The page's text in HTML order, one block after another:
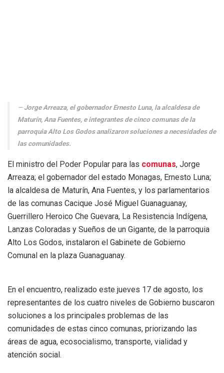
Jorge Arreaza, el gobernador Ernesto Luna, la alcaldesa de
Maturín, Ana Fuentes, e integrantes de cinco comunas de la
parroquia Alto Los Godos analizaron soluciones a necesidades de
las comunidades.
El ministro del Poder Popular para las comunas, Jorge
Arreaza; el gobernador del estado Monagas, Ernesto Luna;
la alcaldesa de Maturín, Ana Fuentes, y los parlamentarios
de las comunas Cacique José Miguel Guanaguanay,
Guerrillero Heroico Che Guevara, La Resistencia Indígena,
Lanzas Coloradas y Sueños de un Gigante, de la parroquia
Alto Los Godos, instalaron el Gabinete de Gobierno
Comunal en la plaza Guanaguanay.
En el encuentro, realizado este jueves 17 de agosto, los
representantes de los cuatro niveles de Gobierno buscaron
soluciones a los principales problemas de las
comunidades de estas cinco comunas, priorizando las
áreas de agua, ecosocialismo, transporte, vialidad y
atención social.